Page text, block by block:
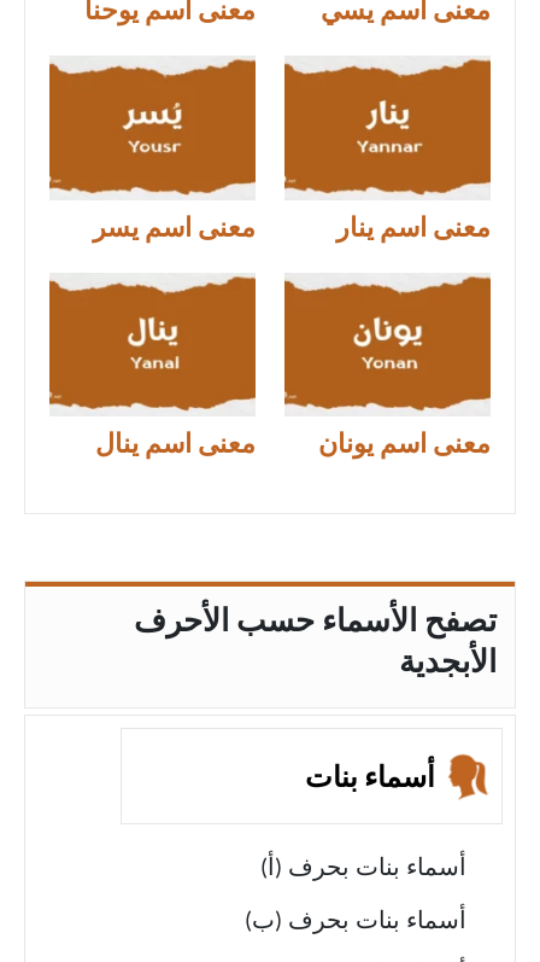
معنى اسم يسي معنى اسم يوحنا
معنى اسم ينار معنى اسم يسر
معنى اسم يونان معنى اسم ينال
تصفح الأسماء حسب الأحرف
الأبجدية
أسماء بنات
أسماء بنات بحرف (أ)
أسماء بنات بحرف (ب)